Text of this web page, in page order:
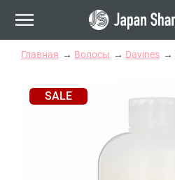
Главная Волосы Davines
SALE